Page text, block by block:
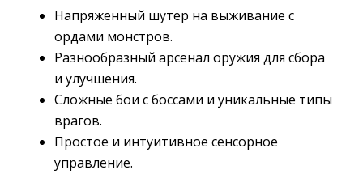
Напряженный шутер на выживание с
ордами монстров.
Разнообразный арсенал оружия для сбора
и улучшения.
Сложные бои с боссами и уникальные типы
врагов.
Простое и интуитивное сенсорное
управление.